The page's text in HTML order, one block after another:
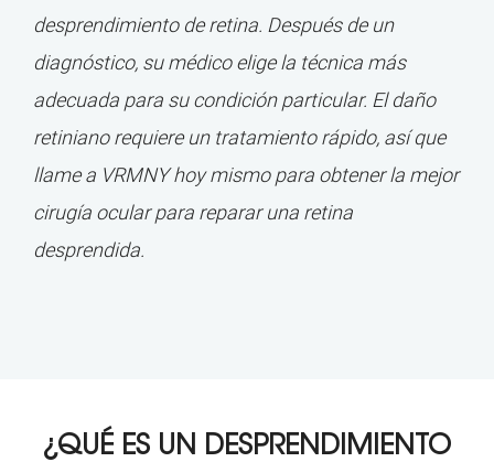
desprendimiento de retina. Después de un
diagnóstico, su médico elige la técnica más
adecuada para su condición particular. El daño
retiniano requiere un tratamiento rápido, así que
llame a VRMNY hoy mismo para obtener la mejor
cirugía ocular para reparar una retina
desprendida.
¿QUÉ ES UN DESPRENDIMIENTO